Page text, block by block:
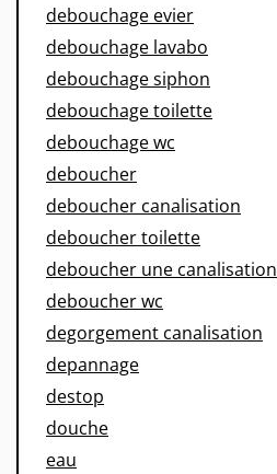
debouchage evier
debouchage lavabo
debouchage siphon
debouchage toilette
debouchage wc
deboucher
deboucher canalisation
deboucher toilette
deboucher une canalisation
deboucher wc
degorgement canalisation
depannage
destop
douche
eau